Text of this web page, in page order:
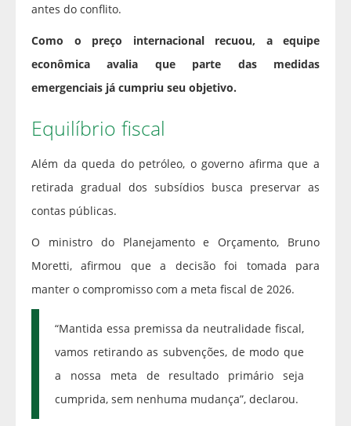
antes do conflito.
Como o preço internacional recuou, a equipe
econômica avalia que parte das medidas
emergenciais já cumpriu seu objetivo.
Equilíbrio fiscal
Além da queda do petróleo, o governo afirma que a
retirada gradual dos subsídios busca preservar as
contas públicas.
O ministro do Planejamento e Orçamento, Bruno
Moretti, afirmou que a decisão foi tomada para
manter o compromisso com a meta fiscal de 2026.
“Mantida essa premissa da neutralidade fiscal,
vamos retirando as subvenções, de modo que
a nossa meta de resultado primário seja
cumprida, sem nenhuma mudança”, declarou.